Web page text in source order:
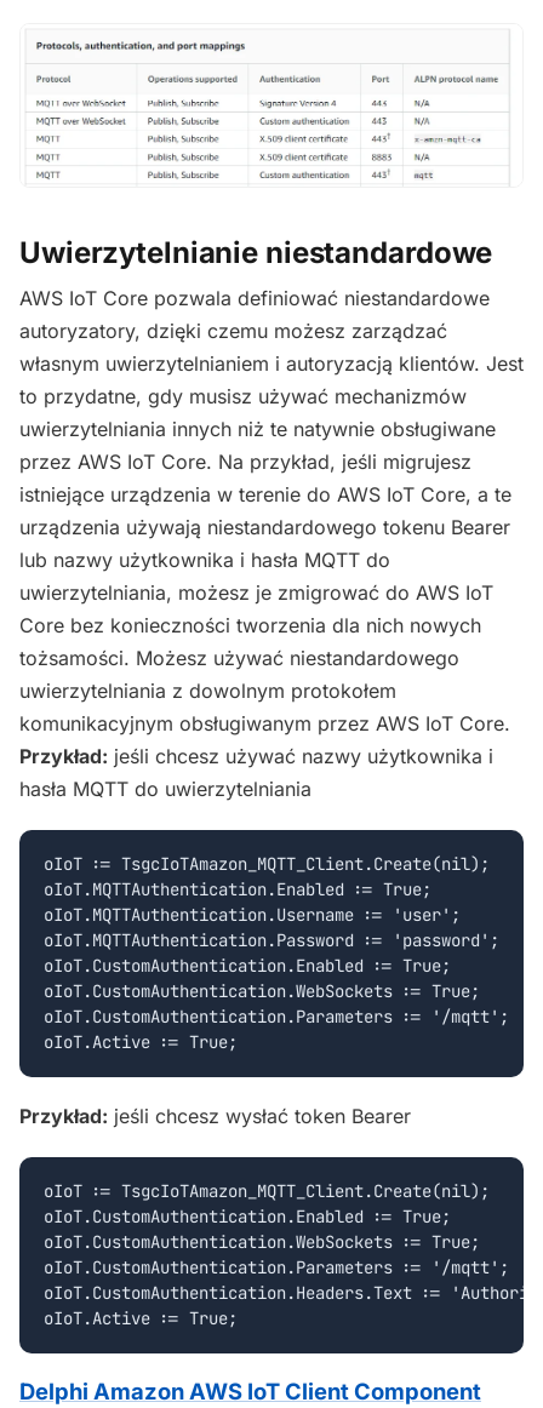
Uwierzytelnianie niestandardowe
AWS IoT Core pozwala definiować niestandardowe
autoryzatory, dzięki czemu możesz zarządzać
własnym uwierzytelnianiem i autoryzacją klientów. Jest
to przydatne, gdy musisz używać mechanizmów
uwierzytelniania innych niż te natywnie obsługiwane
przez AWS IoT Core. Na przykład, jeśli migrujesz
istniejące urządzenia w terenie do AWS IoT Core, a te
urządzenia używają niestandardowego tokenu Bearer
lub nazwy użytkownika i hasła MQTT do
uwierzytelniania, możesz je zmigrować do AWS IoT
Core bez konieczności tworzenia dla nich nowych
tożsamości. Możesz używać niestandardowego
uwierzytelniania z dowolnym protokołem
komunikacyjnym obsługiwanym przez AWS IoT Core.
Przykład: jeśli chcesz używać nazwy użytkownika i
hasła MQTT do uwierzytelniania
oIoT := TsgcIoTAmazon_MQTT_Client.Create(nil);
oIoT.MQTTAuthentication.Enabled := True;
oIoT.MQTTAuthentication.Username := 'user';
oIoT.MQTTAuthentication.Password := 'password';
oIoT.CustomAuthentication.Enabled := True;
oIoT.CustomAuthentication.WebSockets := True;
oIoT.CustomAuthentication.Parameters := '/mqtt';
Przykład: jeśli chcesz wysłać token Bearer
oIoT := TsgcIoTAmazon_MQTT_Client.Create(nil);
oIoT.CustomAuthentication.Enabled := True;
oIoT.CustomAuthentication.WebSockets := True;
oIoT.CustomAuthentication.Parameters := '/mqtt';
oIoT.CustomAuthentication.Headers.Text :=
Delphi Amazon AWS IoT Client Component